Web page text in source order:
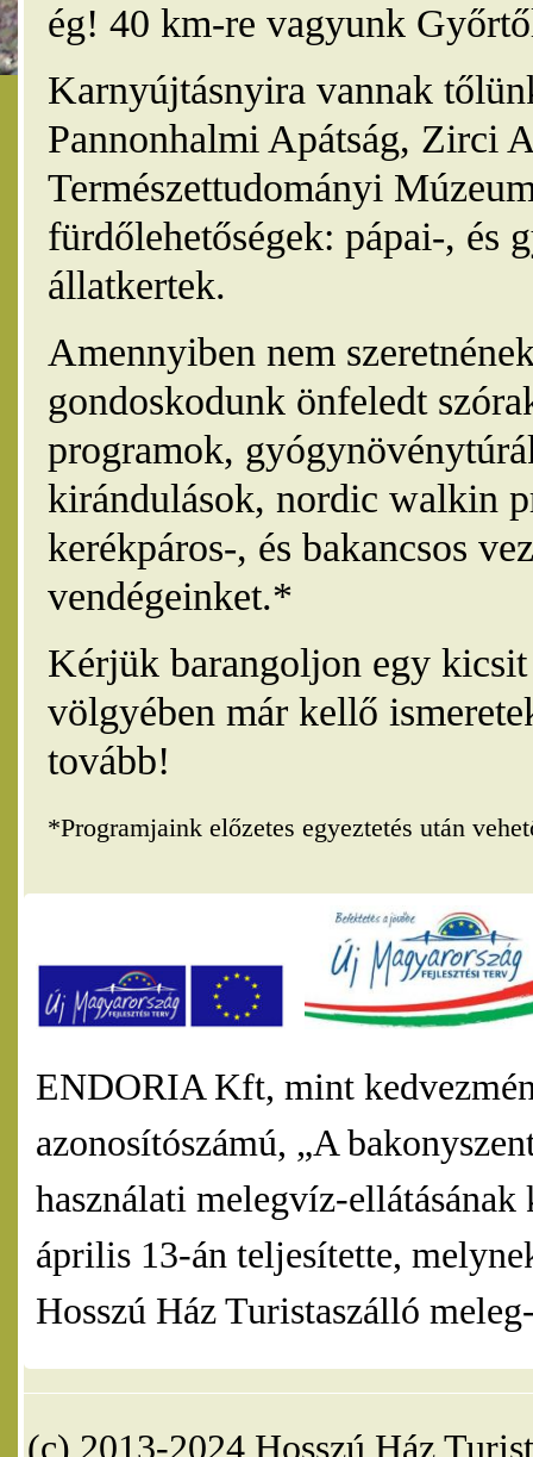
ég! 40 km-re vagyunk
Karnyújtásnyira vannak
Pannonhalmi Apátság, Zirci
Természettudományi
fürdőlehetőségek: pápai-, és
állatkertek.
Amennyiben nem
gondoskodunk önfeledt
programok,
kirándulások, nordic walkin
kerékpáros-, és bakancsos
vendégeinket.*
Kérjük barangoljon egy
völgyében már kellő
tovább!
*Programjaink előzetes egyeztetés után
ENDORIA Kft, mint
azonosítószámú, „A
használati melegvíz-
április 13-án teljesítette,
Hosszú Ház Turistaszálló
(c) 2013-2024 Hosszú Ház